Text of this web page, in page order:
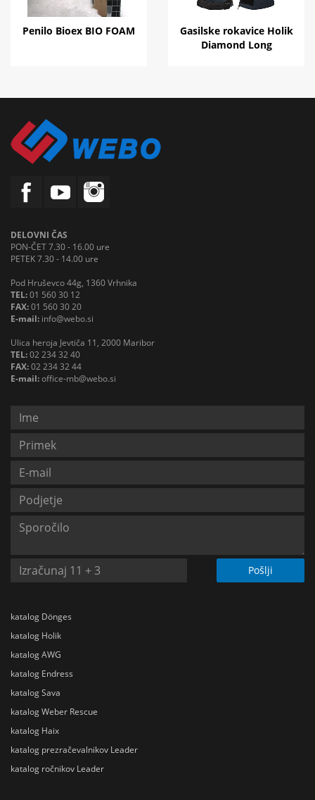
Penilo Bioex BIO FOAM
Gasilske rokavice Holik
Diamond Long
DELOVNI ČAS
PON-ČET 7.30 - 16.00 ure
PETEK 7.30 - 14.00 ure
Pod Hruševco 44g, 1360 Vrhnika
TEL:01 560 30 12
FAX:01 560 30 20
E-mail: info@webo.si
Ulica heroja Jevtiča 11, 2000 Maribor
TEL:02 234 32 40
FAX:02 234 32 44
E-mail:office-mb@webo.si
Pošlji
katalog Dönges
katalog Holik
katalog AWG
katalog Endress
katalog Sava
katalog Weber Rescue
katalog Haix
katalog prezračevalnikov Leader
katalog ročnikov Leader